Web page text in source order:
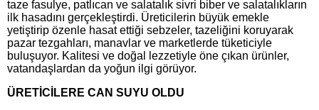
taze fasulye, patlıcan ve salatalık sivri biber ve salatalıkların
ilk hasadını gerçekleştirdi. Üreticilerin büyük emekle
yetiştirip özenle hasat ettiği sebzeler, tazeliğini koruyarak
pazar tezgahları, manavlar ve marketlerde tüketiciyle
buluşuyor. Kalitesi ve doğal lezzetiyle öne çıkan ürünler,
vatandaşlardan da yoğun ilgi görüyor.
ÜRETİCİLERE CAN SUYU OLDU